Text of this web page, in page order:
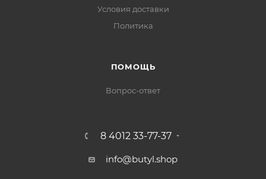
Условия доставки
Политика
ПОМОЩЬ
Вопрос-ответ
8 4012 33-77-37
info@butyl.shop